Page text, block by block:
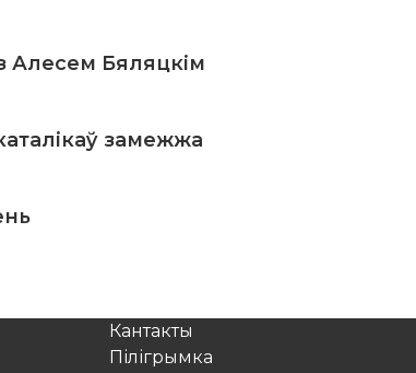
Алесем Бяляцкім
замежжа
Кантакты
Пілігрымка